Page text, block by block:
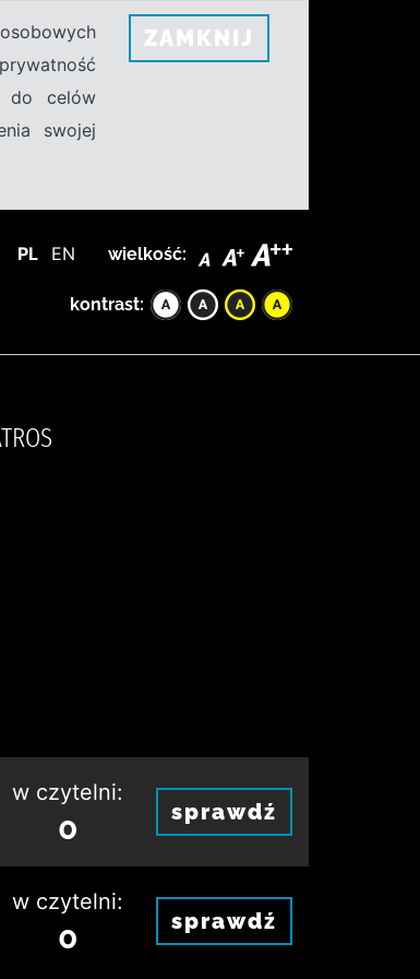
do celów
swojej
ZAMKNIJ
PL EN wielkość:
kontrast:
w czytelni:
0 sprawdź
w czytelni:
0 sprawdź